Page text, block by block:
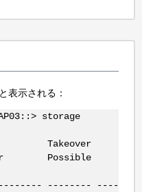
表示される：
storage
Possible
-------- ----